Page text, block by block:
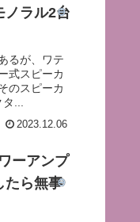
ノラル2台
るが、ワテ
式スピーカ
のスピーカ
...
2023.12.06
ーアンプ
たら無事